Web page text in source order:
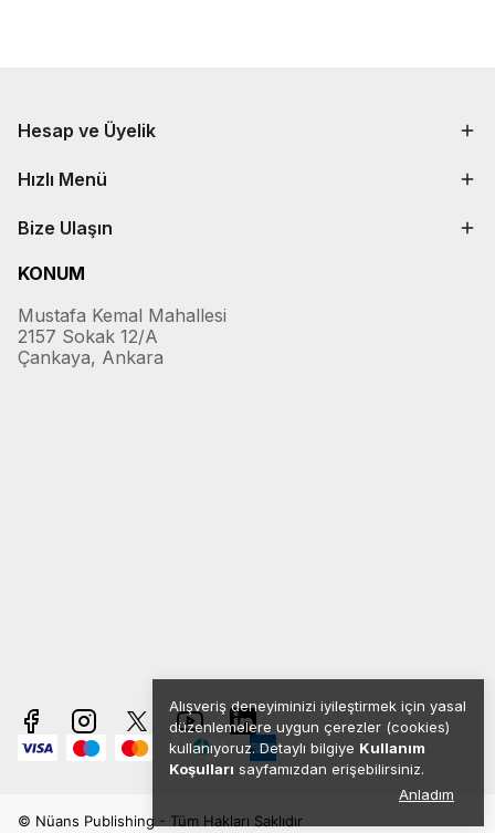
Alışveriş deneyiminizi iyileştirmek için yasal
düzenlemelere uygun çerezler (cookies)
kullanıyoruz. Detaylı bilgiye Kullanım
Koşulları sayfamızdan erişebilirsiniz.
Anladım
Hesap ve Üyelik
Hızlı Menü
Bize Ulaşın
KONUM
Mustafa Kemal Mahallesi
2157 Sokak 12/A
Çankaya, Ankara
© Nüans Publishing - Tüm Hakları Saklıdır